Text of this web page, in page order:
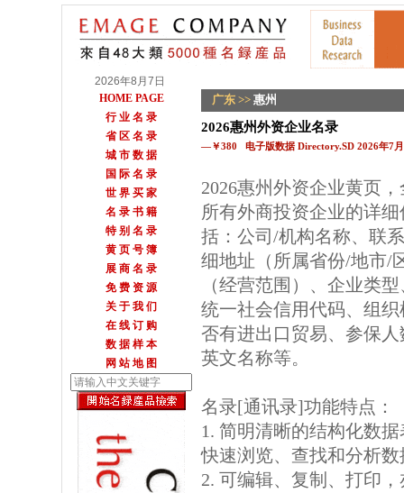
2026年8月7日
HOME PAGE
行 业 名 录
省 区 名 录
城 市 数 据
国 际 名 录
世 界 买 家
名 录 书 籍
特 别 名 录
黄 页 号 簿
展 商 名 录
免 费 资 源
关 于 我 们
在 线 订 购
数 据 样 本
网 站 地 图
广东 >> 惠州
2026惠州外资企业名录
—￥380 电子版数据 Directory.SD 2026年7
2026惠州外资企业黄页
所有外商投资企业的详
括：公司/机构名称、联
细地址（所属省份/地市/
（经营范围）、企业类
统一社会信用代码、组
否有进出口贸易、参保
英文名称等。
名录[通讯录]功能特点：
1. 简明清晰的结构化数
快速浏览、查找和分析数
2. 可编辑、复制、打印